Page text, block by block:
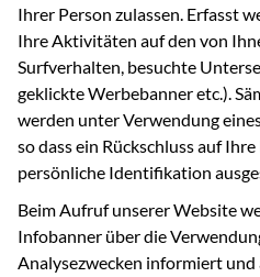
Ihrer Person zulassen. Erfasst
Ihre Aktivitäten auf den von
Surfverhalten, besuchte
geklickte Werbebanner etc.).
werden unter Verwendung
so dass ein Rückschluss auf
persönliche Identifikation
Beim Aufruf unserer Website
Infobanner über die
Analysezwecken informiert und